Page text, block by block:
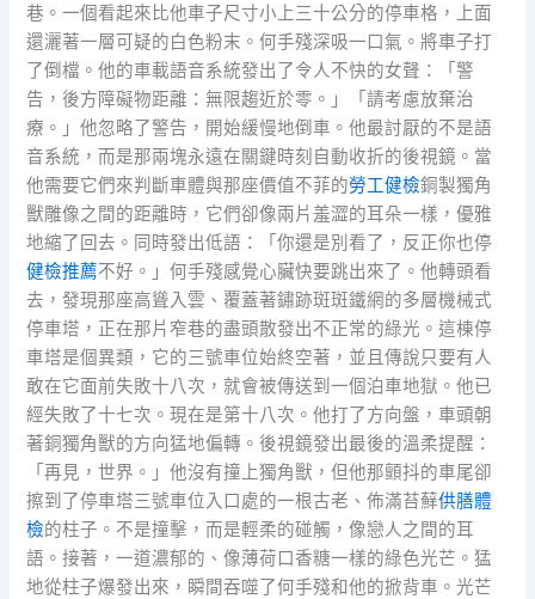
巷。一個看起來比他車子尺寸小上三十公分的停車格，上面
還灑著一層可疑的白色粉末。何手殘深吸一口氣。將車子打
了倒檔。他的車載語音系統發出了令人不快的女聲：「警
告，後方障礙物距離：無限趨近於零。」「請考慮放棄治
療。」他忽略了警告，開始緩慢地倒車。他最討厭的不是語
音系統，而是那兩塊永遠在關鍵時刻自動收折的後視鏡。當
他需要它們來判斷車體與那座價值不菲的勞工健檢銅製獨角
獸雕像之間的距離時，它們卻像兩片羞澀的耳朵一樣，優雅
地縮了回去。同時發出低語：「你還是別看了，反正你也停
健檢推薦不好。」何手殘感覺心臟快要跳出來了。他轉頭看
去，發現那座高聳入雲、覆蓋著鏽跡斑斑鐵網的多層機械式
停車塔，正在那片窄巷的盡頭散發出不正常的綠光。這棟停
車塔是個異類，它的三號車位始終空著，並且傳說只要有人
敢在它面前失敗十八次，就會被傳送到一個泊車地獄。他已
經失敗了十七次。現在是第十八次。他打了方向盤，車頭朝
著銅獨角獸的方向猛地偏轉。後視鏡發出最後的溫柔提醒：
「再見，世界。」他沒有撞上獨角獸，但他那顫抖的車尾卻
擦到了停車塔三號車位入口處的一根古老、佈滿苔蘚供膳體
檢的柱子。不是撞擊，而是輕柔的碰觸，像戀人之間的耳
語。接著，一道濃郁的、像薄荷口香糖一樣的綠色光芒。猛
地從柱子爆發出來，瞬間吞噬了何手殘和他的掀背車。光芒